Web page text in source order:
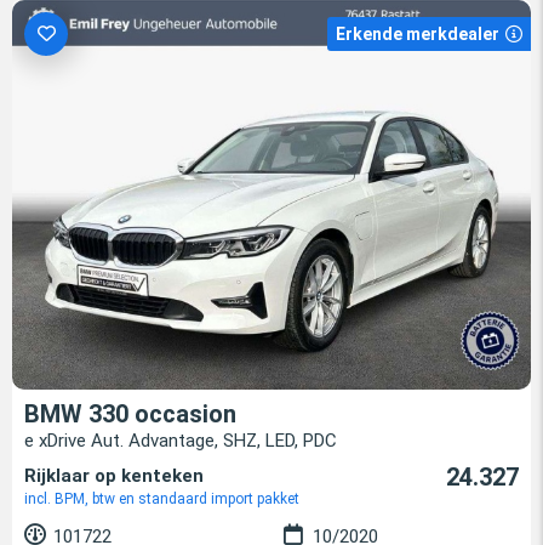
Erkende merkdealer
BMW 330 occasion
e xDrive Aut. Advantage, SHZ, LED, PDC
Rijklaar op kenteken
incl. BPM, btw en standaard import pakket
24.327
101722
10/2020